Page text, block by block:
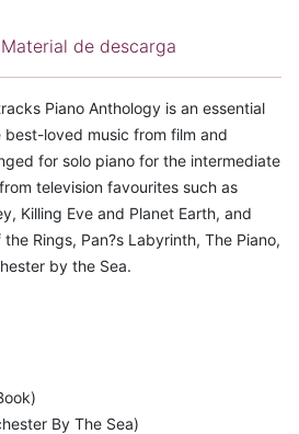
Material de descarga
Piano Anthology is an essential
loved music from film and
for solo piano for the intermediate
television favourites such as
Killing Eve and Planet Earth, and
Rings, Pan?s Labyrinth, The Piano,
by the Sea.
By The Sea)